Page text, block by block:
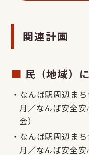
関連計画
民（地域）
なんば駅周辺ま
月／なんば安全
会）
なんば駅周辺ま
月／なんば安全